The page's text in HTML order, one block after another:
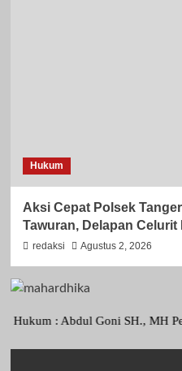
Hukum
Aksi Cepat Polsek
Tawuran, Delapan Celurit
redaksi Agustus 2, 2026
: Abdul Goni SH., MH